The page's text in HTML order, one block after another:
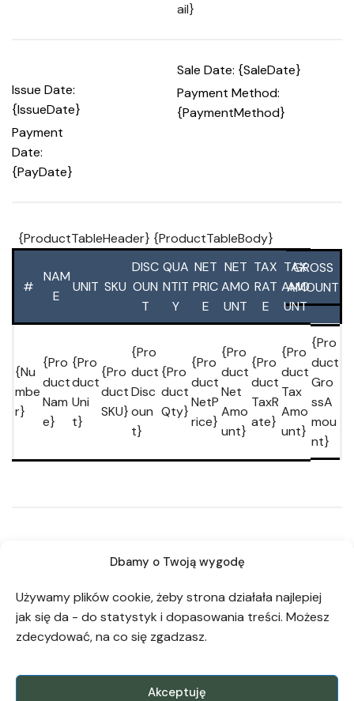
Dbamy o Twoją wygodę
Używamy plików cookie, żeby strona działała najlepiej
jak się da - do statystyk i dopasowania treści. Możesz
zdecydować, na co się zgadzasz.
Akceptuję
ail}
Issue Date:
{IssueDate}
Payment
Date:
{PayDate}
Sale Date: {SaleDate}
Payment Method:
{PaymentMethod}
{ProductTableHeader} {ProductTableBody}
#
NAM
E
UNIT SKU
DISC
OUN
T
QUA
NTIT
Y
NET
PRIC
E
NET
AMO
UNT
TAX
RAT
E
TAX
AMO
UNT
GROSS
AMOUNT
{Nu
mbe
r}
{Pro
duct
Nam
e}
{Pro
duct
Uni
t}
{Pro
duct
SKU}
{Pro
duct
Disc
oun
t}
{Pro
duct
Qty}
{Pro
duct
NetP
rice}
{Pro
duct
Net
Amo
unt}
{Pro
duct
TaxR
ate}
{Pro
duct
Tax
Amo
unt}
{Pro
duct
Gro
ssA
mou
nt}
{CompanyName}
No Bank: {CompanyBankAccount}
Transfer title: {DocumentNumber}